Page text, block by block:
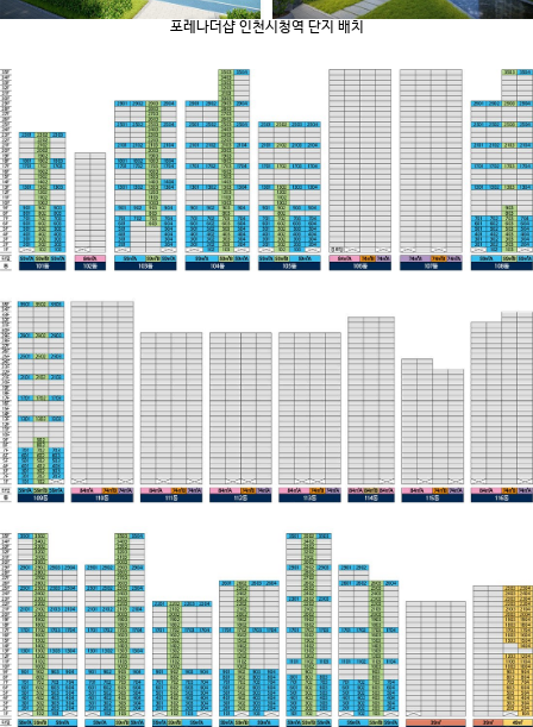
포레나더샵 인천시청역 단지 배치